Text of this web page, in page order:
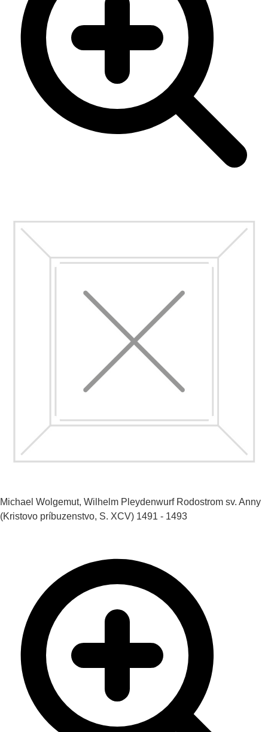
Michael Wolgemut, Wilhelm Pleydenwurf Rodostrom sv. Anny
(Kristovo príbuzenstvo, S. XCV) 1491 - 1493